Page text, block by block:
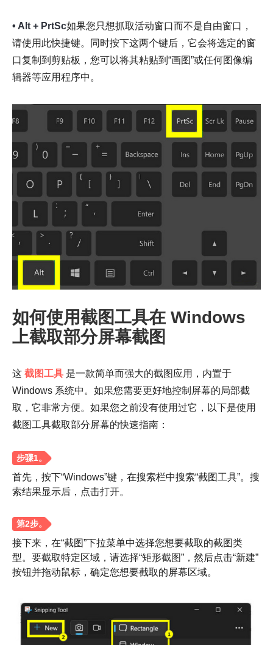
• Alt + PrtSc如果您只想抓取活动窗口而不是自由窗口，
请使用此快捷键。同时按下这两个键后，它会将选定的窗
口复制到剪贴板，您可以将其粘贴到“画图”或任何图像编
辑器等应用程序中。
如何使用截图工具在 Windows
上截取部分屏幕截图
这 截图工具 是一款简单而强大的截图应用，内置于
Windows 系统中。如果您需要更好地控制屏幕的局部截
取，它非常方便。如果您之前没有使用过它，以下是使用
截图工具截取部分屏幕的快速指南：
首先，按下“Windows”键，在搜索栏中搜索“截图工具”。搜
索结果显示后，点击打开。
接下来，在“截图”下拉菜单中选择您想要截取的截图类
型。要截取特定区域，请选择“矩形截图”，然后点击“新建”
按钮并拖动鼠标，确定您想要截取的屏幕区域。